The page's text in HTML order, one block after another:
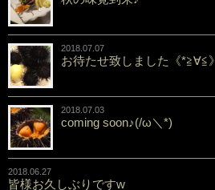
2018.07.07
お待たせ致しました《*≧∀≦》
2018.07.03
coming soon♪(/ω＼*)
2018.06.27
皆様お久しぶりですw